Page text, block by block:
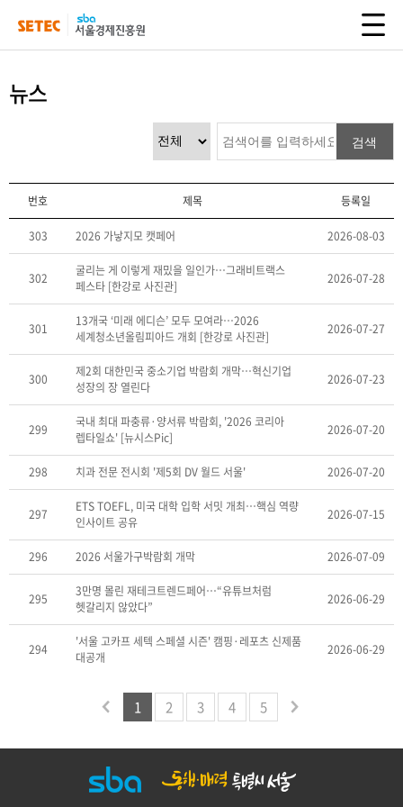
뉴스
검색
번호 제목 등록일
303 2026 가낳지모 캣페어 2026-08-03
302
굴리는 게 이렇게 재밌을 일인가…그래비트랙스
페스타 [한강로 사진관]
2026-07-28
301
13개국 ‘미래 에디슨’ 모두 모여라…2026
세계청소년올림피아드 개회 [한강로 사진관]
2026-07-27
300
제2회 대한민국 중소기업 박람회 개막…혁신기업
성장의 장 열린다
2026-07-23
299
국내 최대 파충류·양서류 박람회, '2026 코리아
렙타일쇼' [뉴시스Pic]
2026-07-20
298 치과 전문 전시회 '제5회 DV 월드 서울' 2026-07-20
297
ETS TOEFL, 미국 대학 입학 서밋 개최…핵심 역량
인사이트 공유
2026-07-15
296 2026 서울가구박람회 개막 2026-07-09
295
3만명 몰린 재테크트렌드페어…“유튜브처럼
헷갈리지 않았다”
2026-06-29
294
'서울 고카프 세텍 스페셜 시즌' 캠핑·레포츠 신제품
대공개
2026-06-29
1 2 3 4 5